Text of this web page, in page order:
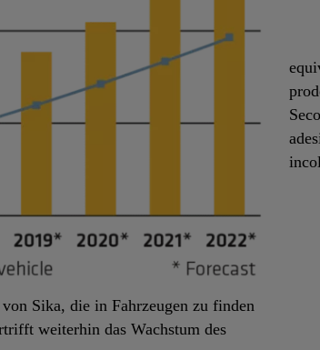
Sika, die in Fahrzeugen zu finden
weiterhin das Wachstum des